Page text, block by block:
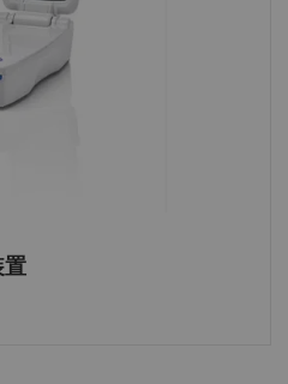
置
合わせることで、ネ
でもエポックシステ
、POC機器の検索と設